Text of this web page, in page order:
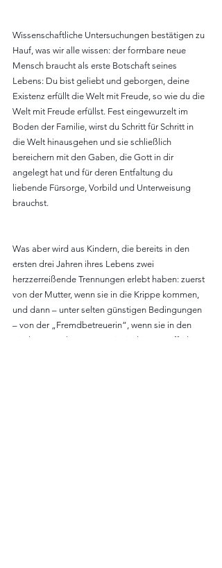
Wissenschaftliche Untersuchungen bestätigen zu
Hauf, was wir alle wissen: der formbare neue
Mensch braucht als erste Botschaft seines
Lebens: Du bist geliebt und geborgen, deine
Existenz erfüllt die Welt mit Freude, so wie du die
Welt mit Freude erfüllst. Fest eingewurzelt im
Boden der Familie, wirst du Schritt für Schritt in
die Welt hinausgehen und sie schließlich
bereichern mit den Gaben, die Gott in dir
angelegt hat und für deren Entfaltung du
liebende Fürsorge, Vorbild und Unterweisung
brauchst.
Was aber wird aus Kindern, die bereits in den
ersten drei Jahren ihres Lebens zwei
herzzerreißende Trennungen erlebt haben: zuerst
von der Mutter, wenn sie in die Krippe kommen,
und dann – unter selten günstigen Bedingungen
– von der „Fremdbetreuerin“, wenn sie in den
Kindergarten kommen? Wir sind im Begriff  die